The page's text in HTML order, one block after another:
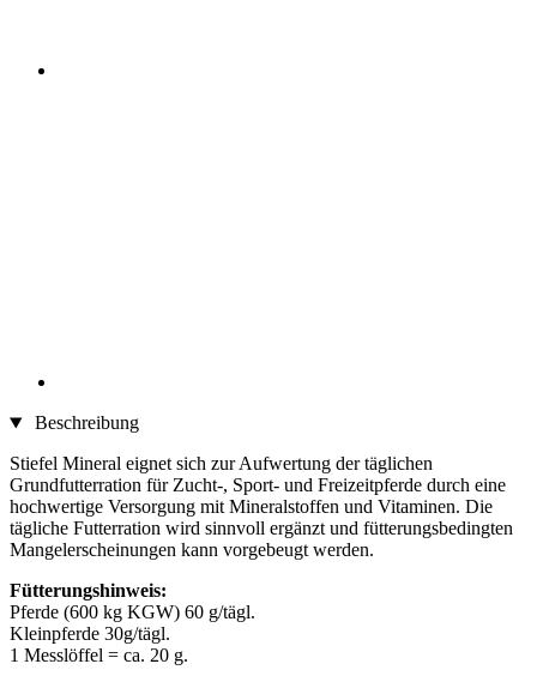
Beschreibung
Stiefel Mineral eignet sich zur Aufwertung der täglichen
Grundfutterration für Zucht-, Sport- und Freizeitpferde durch eine
hochwertige Versorgung mit Mineralstoffen und Vitaminen. Die
tägliche Futterration wird sinnvoll ergänzt und fütterungsbedingten
Mangelerscheinungen kann vorgebeugt werden.
Fütterungshinweis:
Pferde (600 kg KGW) 60 g/tägl.
Kleinpferde 30g/tägl.
1 Messlöffel = ca. 20 g.